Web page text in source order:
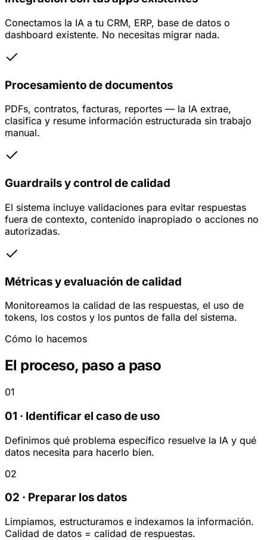
Conectamos la IA a tu CRM, ERP, base de datos o
dashboard existente. No necesitas migrar nada.
Procesamiento de documentos
PDFs, contratos, facturas, reportes — la IA extrae,
clasifica y resume información estructurada sin trabajo
manual.
Guardrails y control de calidad
El sistema incluye validaciones para evitar respuestas
fuera de contexto, contenido inapropiado o acciones no
autorizadas.
Métricas y evaluación de calidad
Monitoreamos la calidad de las respuestas, el uso de
tokens, los costos y los puntos de falla del sistema.
Cómo lo hacemos
El proceso, paso a paso
01
01 · Identificar el caso de uso
Definimos qué problema específico resuelve la IA y qué
datos necesita para hacerlo bien.
02
02 · Preparar los datos
Limpiamos, estructuramos e indexamos la información.
Calidad de datos = calidad de respuestas.